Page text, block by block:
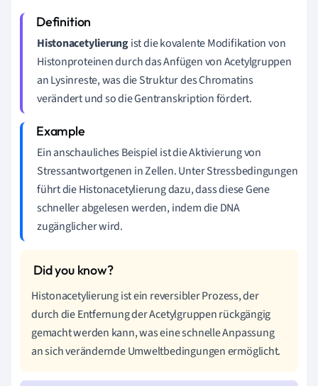
Histonacetylierungist die kovalente Modifikation von
Histonproteinen durch das Anfügen von Acetylgruppen
an Lysinreste, was die Struktur des Chromatins
verändert und so die Gentranskription fördert.
Ein anschauliches Beispiel ist die Aktivierung von
Stressantwortgenen in Zellen. Unter Stressbedingungen
führt die Histonacetylierung dazu, dass diese Gene
schneller abgelesen werden, indem die DNA
zugänglicher wird.
Histonacetylierung ist ein reversibler Prozess, der
durch die Entfernung der Acetylgruppen rückgängig
gemacht werden kann, was eine schnelle Anpassung
an sich verändernde Umweltbedingungen ermöglicht.